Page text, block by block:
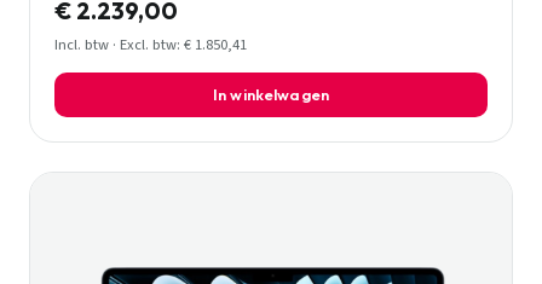
€ 2.239,00
Incl. btw · Excl. btw: € 1.850,41
In winkelwagen